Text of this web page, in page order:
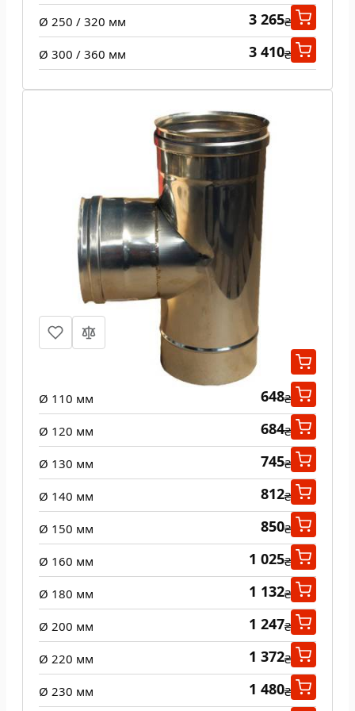
Ø 250 / 320 мм 3 265₴
Ø 300 / 360 мм 3 410₴
Тройник 87 град одностенный 1 мм
Ø 110 мм 648₴
Ø 120 мм 684₴
Ø 130 мм 745₴
Ø 140 мм 812₴
Ø 150 мм 850₴
Ø 160 мм 1 025₴
Ø 180 мм 1 132₴
Ø 200 мм 1 247₴
Ø 220 мм 1 372₴
Ø 230 мм 1 480₴